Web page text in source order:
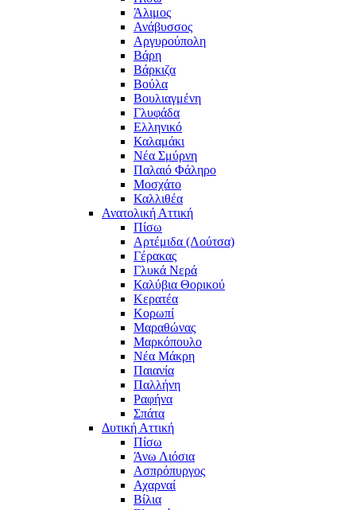
Άλιμος
Ανάβυσσος
Αργυρούπολη
Βάρη
Βάρκιζα
Βούλα
Βουλιαγμένη
Γλυφάδα
Ελληνικό
Καλαμάκι
Νέα Σμύρνη
Παλαιό Φάληρο
Μοσχάτο
Καλλιθέα
Ανατολική Αττική
Πίσω
Αρτέμιδα (Λούτσα)
Γέρακας
Γλυκά Νερά
Καλύβια Θορικού
Κερατέα
Κορωπί
Μαραθώνας
Μαρκόπουλο
Νέα Μάκρη
Παιανία
Παλλήνη
Ραφήνα
Σπάτα
Δυτική Αττική
Πίσω
Άνω Λιόσια
Ασπρόπυργος
Αχαρναί
Βίλια